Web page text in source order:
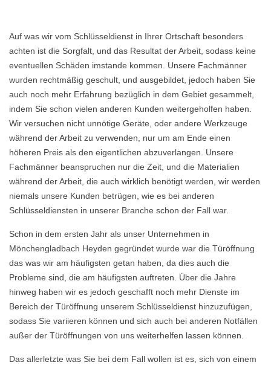
Auf was wir vom Schlüsseldienst in Ihrer Ortschaft besonders
achten ist die Sorgfalt, und das Resultat der Arbeit, sodass keine
eventuellen Schäden imstande kommen. Unsere Fachmänner
wurden rechtmäßig geschult, und ausgebildet, jedoch haben Sie
auch noch mehr Erfahrung bezüglich in dem Gebiet gesammelt,
indem Sie schon vielen anderen Kunden weitergeholfen haben.
Wir versuchen nicht unnötige Geräte, oder andere Werkzeuge
während der Arbeit zu verwenden, nur um am Ende einen
höheren Preis als den eigentlichen abzuverlangen. Unsere
Fachmänner beanspruchen nur die Zeit, und die Materialien
während der Arbeit, die auch wirklich benötigt werden, wir werden
niemals unsere Kunden betrügen, wie es bei anderen
Schlüsseldiensten in unserer Branche schon der Fall war.
Schon in dem ersten Jahr als unser Unternehmen in
Mönchengladbach Heyden gegründet wurde war die Türöffnung
das was wir am häufigsten getan haben, da dies auch die
Probleme sind, die am häufigsten auftreten. Über die Jahre
hinweg haben wir es jedoch geschafft noch mehr Dienste im
Bereich der Türöffnung unserem Schlüsseldienst hinzuzufügen,
sodass Sie variieren können und sich auch bei anderen Notfällen
außer der Türöffnungen von uns weiterhelfen lassen können.
Das allerletzte was Sie bei dem Fall wollen ist es, sich von einem